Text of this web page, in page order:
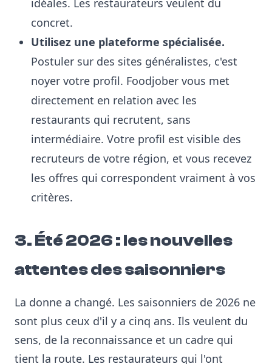
idéales. Les restaurateurs veulent du
concret.
Utilisez une plateforme spécialisée.
Postuler sur des sites généralistes, c'est
noyer votre profil. Foodjober vous met
directement en relation avec les
restaurants qui recrutent, sans
intermédiaire. Votre profil est visible des
recruteurs de votre région, et vous recevez
les offres qui correspondent vraiment à vos
critères.
3. Été 2026 : les nouvelles
attentes des saisonniers
La donne a changé. Les saisonniers de 2026 ne
sont plus ceux d'il y a cinq ans. Ils veulent du
sens, de la reconnaissance et un cadre qui
tient la route. Les restaurateurs qui l'ont